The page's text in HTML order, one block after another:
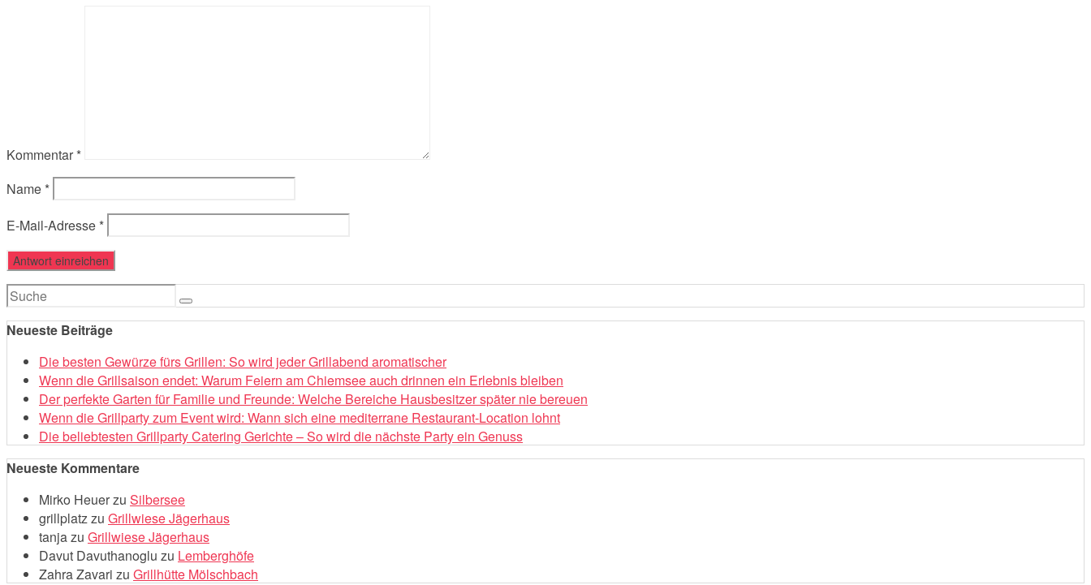
Kommentar *
Name *
E-Mail-Adresse *
Suchen
nach:
Neueste Beiträge
Die besten Gewürze fürs Grillen: So wird jeder Grillabend aromatischer
Wenn die Grillsaison endet: Warum Feiern am Chiemsee auch drinnen ein Erlebnis bleiben
Der perfekte Garten für Familie und Freunde: Welche Bereiche Hausbesitzer später nie bereuen
Wenn die Grillparty zum Event wird: Wann sich eine mediterrane Restaurant-Location lohnt
Die beliebtesten Grillparty Catering Gerichte – So wird die nächste Party ein Genuss
Neueste Kommentare
Mirko Heuerzu Silbersee
grillplatzzu Grillwiese Jägerhaus
tanjazu Grillwiese Jägerhaus
Davut Davuthanoglu zu Lemberghöfe
Zahra Zavari zu Grillhütte Mölschbach